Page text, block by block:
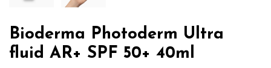
Bioderma Photoderm Ultra
fluid AR+ SPF 50+ 40ml